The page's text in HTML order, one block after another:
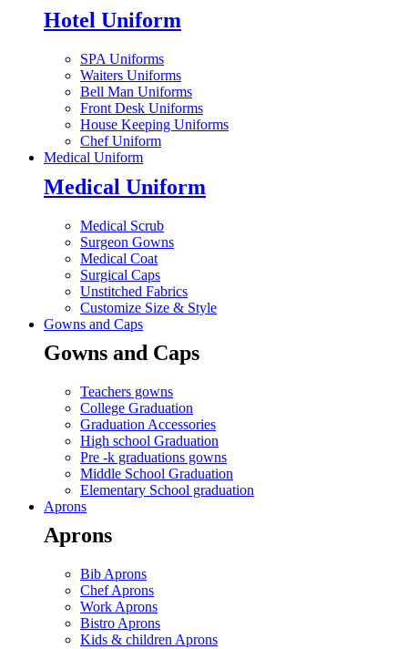
Hotel Uniform
SPA Uniforms
Waiters Uniforms
Bell Man Uniforms
Front Desk Uniforms
House Keeping Uniforms
Chef Uniform
Medical Uniform
Medical Uniform
Medical Scrub
Surgeon Gowns
Medical Coat
Surgical Caps
Unstitched Fabrics
Customize Size & Style
Gowns and Caps
Gowns and Caps
Teachers gowns
College Graduation
Graduation Accessories
High school Graduation
Pre -k graduations gowns
Middle School Graduation
Elementary School graduation
Aprons
Aprons
Bib Aprons
Chef Aprons
Work Aprons
Bistro Aprons
Kids & children Aprons